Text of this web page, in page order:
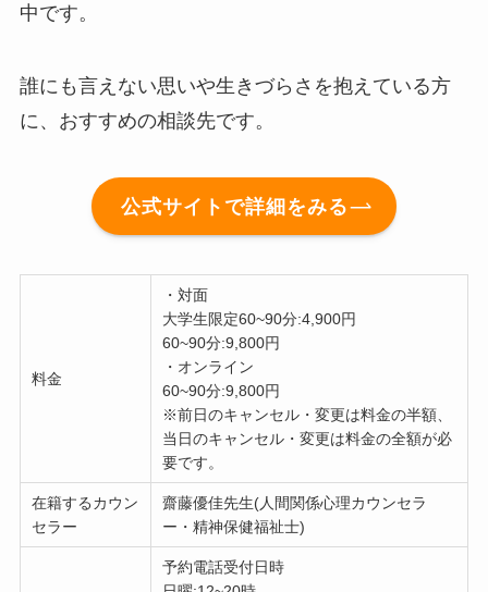
中です。
誰にも言えない思いや生きづらさを抱えている方
に、おすすめの相談先です。
公式サイトで詳細をみる
料金
・対面
大学生限定60~90分:4,900円
60~90分:9,800円
・オンライン
60~90分:9,800円
※前日のキャンセル・変更は料金の半額、
当日のキャンセル・変更は料金の全額が必
要です。
在籍するカウン
セラー
齋藤優佳先生(人間関係心理カウンセラ
ー・精神保健福祉士)
予約電話受付日時